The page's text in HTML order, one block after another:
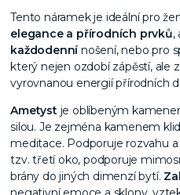
Tento náramek je ideální pro
elegance a přírodních prvků,
každodennínošení, nebo pro
který nejen ozdobí zápěstí, ale
vyrovnanou energií přírodních
Ametystje oblíbeným
silou. Je zejména kamenem
meditace. Podporuje rozvahu
tzv. třetí oko, podporuje
brány do jiných dimenzí bytí.